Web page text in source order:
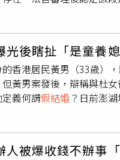
法工作，專勤隊會同臺
，並依《就業服務法》
府違反就業服務法事件
民署官員則重申，阮妹
行政並確保制度公平與執
民署官員續指，其實已
，以維護法令尊嚴及程序
實上，不少人直到買房
民間機構在辦卡、貸款
涉及 假結婚
與冒用身分
記，但此類程序通常曠日
》，雖已強調「全國通
資料，避免遭遇「被結
月28日死亡後，自己為
月26日在台灣完成結婚
安的繼承人，於是依法提
院認定小婷對阿春的主
資料顯示小婷從未入境
具有結婚真意，若僅為
問題，若關係不明將影
台灣所設，無共同生活
婚姻關係不存在，全案
後瞎扯「是童養媳
香港居民黃男（33歲）
但黃男案發後，辯稱與杜
義何謂假結婚？日前澎
刑之執行完畢或赦免後
黃男是2019年8月間，
了、很自由、想留在臺
婚登記，並委請仝男引
被爆收錢不辦事「